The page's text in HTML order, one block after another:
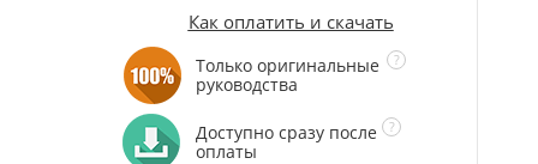
Как оплатить и скачать
Только оригинальные
руководства
Доступно сразу после
оплаты